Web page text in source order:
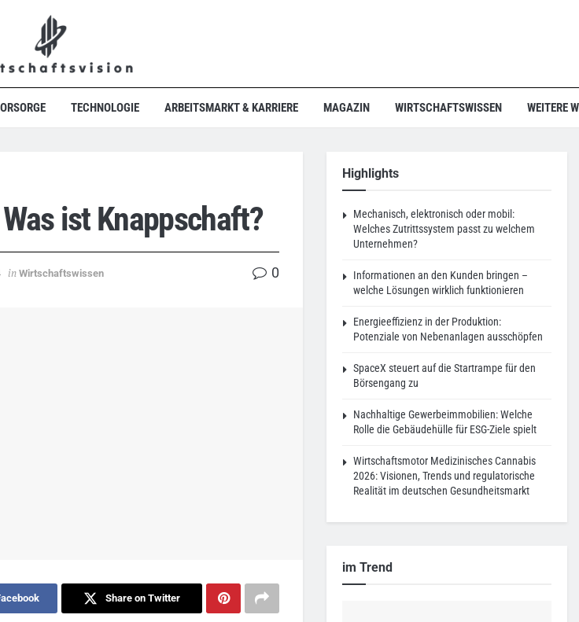
TECHNOLOGIE ARBEITSMARKT & KARRIERE MAGAZIN WIRTSCHAFTSWISSEN WEITERE
ist Knappschaft?
in Wirtschaftswissen 0
Share on Twitter
Highlights
Mechanisch, elektronisch oder mobil:
Welches Zutrittssystem passt zu welchem
Unternehmen?
Informationen an den Kunden bringen –
welche Lösungen wirklich funktionieren
Energieeffizienz in der Produktion:
Potenziale von Nebenanlagen ausschöpfen
SpaceX steuert auf die Startrampe für den
Börsengang zu
Nachhaltige Gewerbeimmobilien: Welche
Rolle die Gebäudehülle für ESG-Ziele spielt
Wirtschaftsmotor Medizinisches Cannabis
2026: Visionen, Trends und regulatorische
Realität im deutschen Gesundheitsmarkt
im Trend